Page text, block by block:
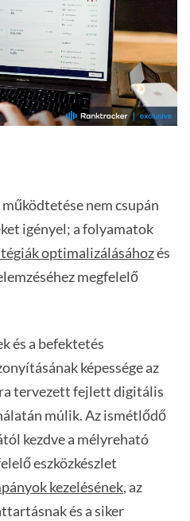
nem csupán
igényel; a folyamatok
optimalizálásáhozés
megfelelő
és a befektetés
képessége az
tervezett fejlett digitális
múlik. Az ismétlődő
kezdve a mélyreható
eszközkészlet
kezelésének, az
és a siker